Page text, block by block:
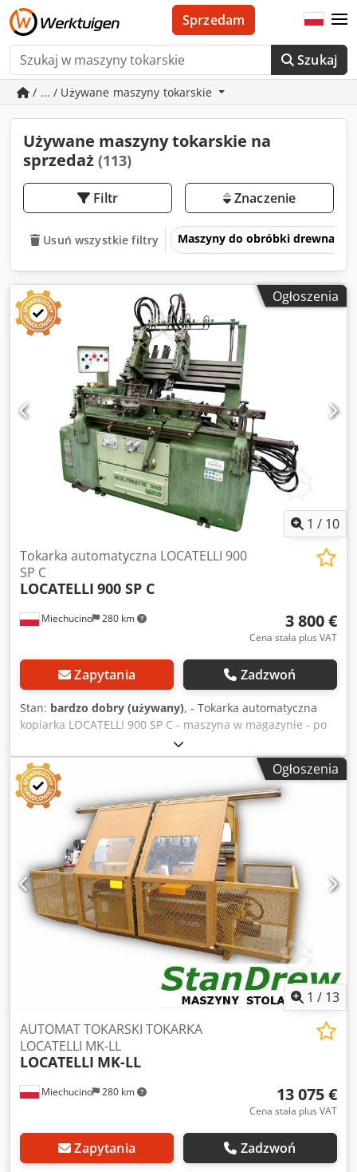
Szukaj
Sprzedam
/ ... / Używane maszyny tokarskie
Używane maszyny tokarskie na
sprzedaż (113)
Filtr Znaczenie
Usuń wszystkie filtry Maszyny do obróbki drewna
Ogłoszenia
1 / 10
Miechucino 280 km
Tokarka automatyczna LOCATELLI 900
SP C
LOCATELLI 900 SP C
3 800 €
Cena stała plus VAT
Zapytania Zadzwoń
Stan: bardzo dobry (używany), - Tokarka automatyczna
kopiarka LOCATELLI 900 SP C - maszyna w magazynie - po
przeglądzie technicznym - produkcji Włoskiej PARAMETRY
TECHNICZNE: - długość toczenia max. 900 mm - średnica
toczenia max. 200 mm - wymiar elementu podawanego
automatycznie max. 110 x 110 mm - moc silnika głównego
5.8 kW - moc silnika pompy 4.21 kW - sześć rodzai
prędkości obrotowej - 865 / 1705 / 1730 / 2975 / 3410 / 5950
- trzy noże główne zbierające - dwa noże z doskokiem
hydraulicznym - regulacja prędkości posuwu - regulacja
prędkości doskoku noży - tryb pracy automatyczny i pół
automatyczny - hamulec Codpsg Dcavsfx Ag Usrf Gabaryty
maszyny: - długość 240 cm - szerokość 150 cm - wysokość
280 cm - waga ~ 1000 kg
Ogłoszenia
1 / 13
Miechucino 280 km
AUTOMAT TOKARSKI TOKARKA
LOCATELLI MK-LL
LOCATELLI MK-LL
13 075 €
Cena stała plus VAT
Zapytania Zadzwoń